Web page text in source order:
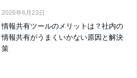
2026年6月23日
情報共有ツールのメリットは？社内の
情報共有がうまくいかない原因と解決
策